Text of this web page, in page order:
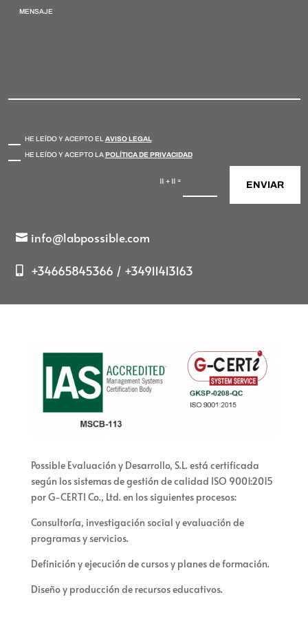
HE LEÍDO Y ACEPTO EL AVISO LEGAL
HE LEÍDO Y ACEPTO LAPOLÍTICA DE PRIVACIDAD
11 + 11 = ENVIAR
info@labpossible.com
+34665845366 / +34911413163
Possible Evaluación y Desarrollo, S.L. está certificada
según los sistemas de gestión de calidad ISO 9001:2015
por G-CERTI Co., Ltd. en los siguientes procesos:
Consultoría, investigación social y evaluación de
programas y servicios.
Definición y ejecución de cursos y planes de formación.
Diseño y producción de recursos educativos.